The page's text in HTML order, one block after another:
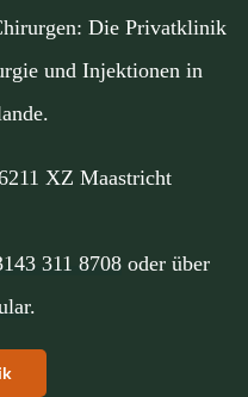
Die Privatklinik
und Injektionen in
XZ Maastricht
311 8708oder über
.